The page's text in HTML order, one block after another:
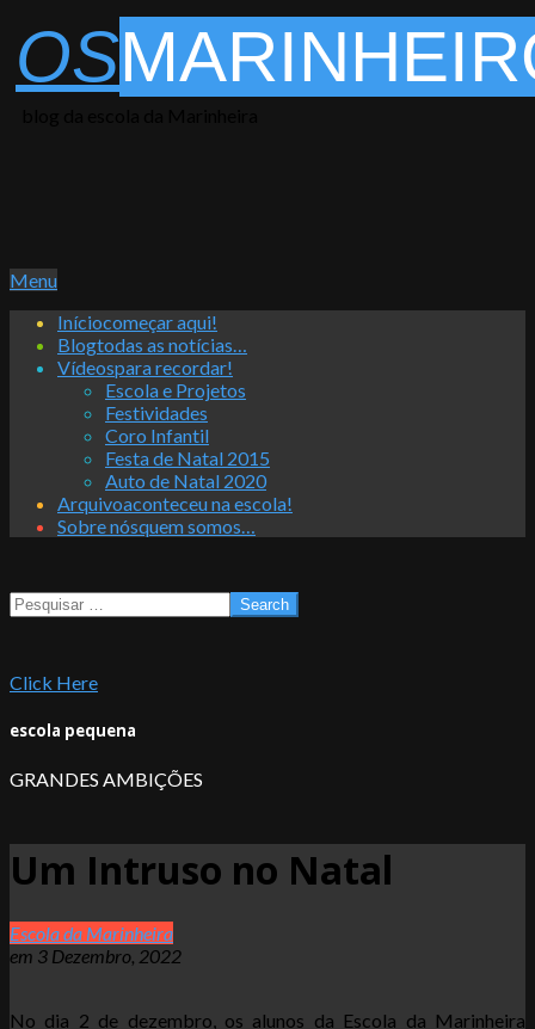
to
content
OS
Primary
Menu
Menu
Iníciocomeçar aqui!
Blogtodas as notícias…
Vídeospara recordar!
Escola e Projetos
Festividades
Coro Infantil
Festa de Natal 2015
Auto de Natal 2020
Arquivoaconteceu na escola!
Sobre nósquem somos…
Search
Click Here
escola pequena
GRANDES AMBIÇÕES
Um Intruso no Natal
Escola da Marinheira
em 3 Dezembro, 2022
No dia 2 de dezembro, os alunos da Escola da Marinheira